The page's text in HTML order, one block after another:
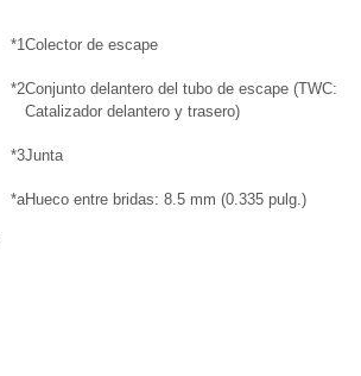
*1Colector de escape
*2Conjunto delantero del tubo de escape (TWC:
Catalizador delantero y trasero)
*3Junta
*aHueco entre bridas: 8.5 mm (0.335 pulg.)